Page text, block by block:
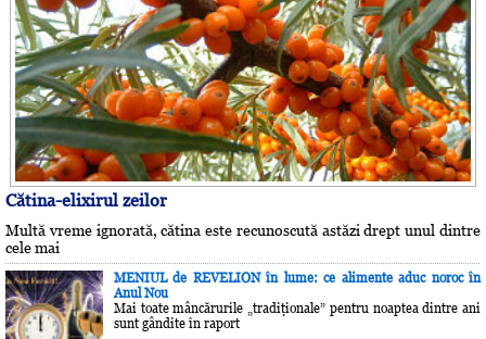
Cătina-elixirul zeilor
Multă vreme ignorată, cătina este recunoscută astăzi drept unul dintre
cele mai
MENIUL de REVELION în lume: ce alimente aduc noroc în
Anul Nou
Mai toate mâncărurile „tradiţionale” pentru noaptea dintre ani
sunt gândite în raport